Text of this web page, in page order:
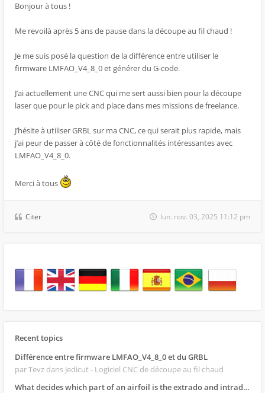
Bonjour à tous !
Me revoilà après 5 ans de pause dans la découpe au fil chaud !
Je me suis posé la question de la différence entre utiliser le
firmware LMFAO_V4_8_0 et générer du G-code.
J’ai actuellement une CNC qui me sert aussi bien pour la découpe
laser que pour le pick and place dans mes missions de freelance.
J’hésite à utiliser GRBL sur ma CNC, ce qui serait plus rapide, mais
j’ai peur de passer à côté de fonctionnalités intéressantes avec
LMFAO_V4_8_0.
Merci à tous
Citer lun. nov. 03, 2025 11:12 pm
Recent topics
Différence entre firmware LMFAO_V4_8_0 et du GRBL
par Tevz dans Jedicut - Logiciel CNC de découpe au fil chaud
What decides which part of an airfoil is the extrado and intrado?